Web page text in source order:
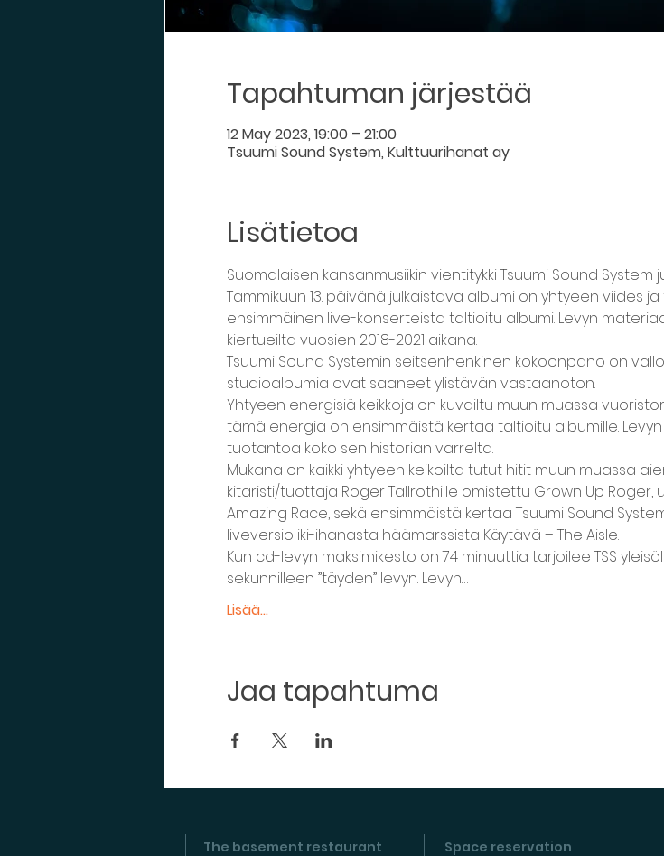
Tapahtuman järjestää
12 May 2023, 19:00 – 21:00
Tsuumi Sound System, Kulttuurihanat ay
Lisätietoa
Suomalaisen kansanmusiikin vientitykki Tsuumi Sound
Tammikuun 13. päivänä julkaistava albumi on yhtyeen viides
ensimmäinen live-konserteista taltioitu albumi. Levyn
kiertueilta vuosien 2018-2021 aikana.
Tsuumi Sound Systemin seitsenhenkinen kokoonpano on
studioalbumia ovat saaneet ylistävän vastaanoton.
Yhtyeen energisiä keikkoja on kuvailtu muun muassa
tämä energia on ensimmäistä kertaa taltioitu albumille.
tuotantoa koko sen historian varrelta.
Mukana on kaikki yhtyeen keikoilta tutut hitit muun muassa
kitaristi/tuottaja Roger Tallrothille omistettu Grown Up Roger,
Amazing Race, sekä ensimmäistä kertaa Tsuumi Sound
liveversio iki-ihanasta häämarssista Käytävä – The Aisle.
Kun cd-levyn maksimikesto on 74 minuuttia tarjoilee TSS
sekunnilleen ”täyden” levyn. Levyn…
Lisää...
Jaa tapahtuma
The basement restaurant Space reservation